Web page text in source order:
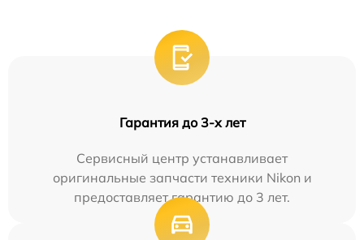
Гарантия до 3-х лет
Сервисный центр устанавливает
оригинальные запчасти техники Nikon и
предоставляет гарантию до 3 лет.